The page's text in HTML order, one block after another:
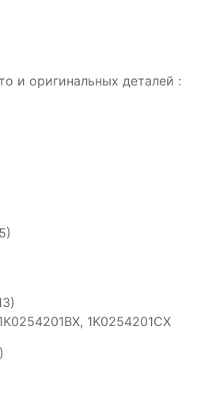
и оригинальных деталей :
1K0254201CX